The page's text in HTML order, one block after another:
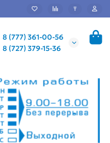
₸
8 (777) 361-00-56
8 (727) 379-15-36